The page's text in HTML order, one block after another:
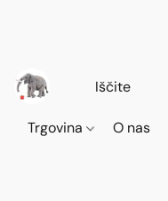
Trgovina O nas